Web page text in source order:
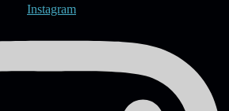
Instagram